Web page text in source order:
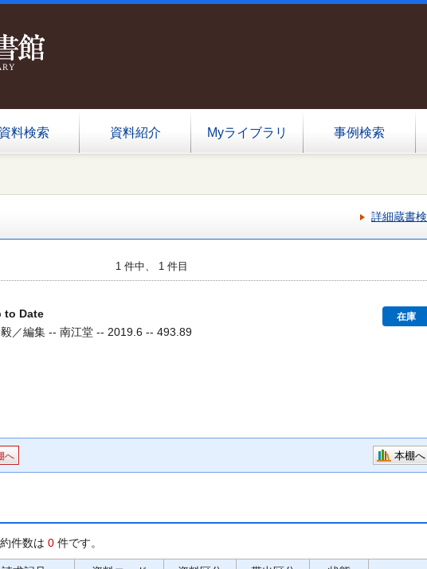
資料検索 資料紹介 Myライブラリ 事例検索
詳細蔵書
1 件中、 1 件目
to Date 在庫
／編集 -- 南江堂 -- 2019.6 -- 493.89
へ 本棚へ
件数は 0 件です。